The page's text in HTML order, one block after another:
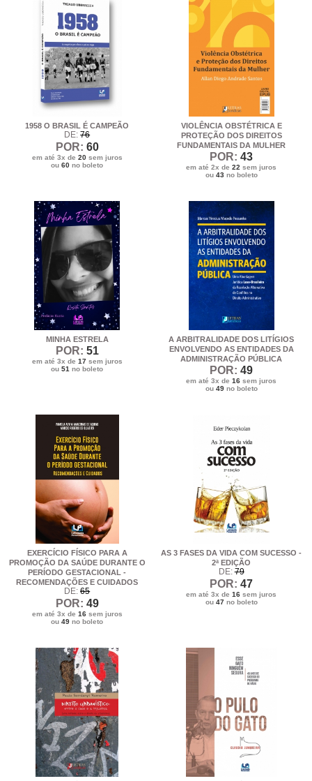
1958 O BRASIL É CAMPEÃO
DE: 76
POR: 60
em até 3x de 20sem juros
ou60 no boleto
VIOLÊNCIA OBSTÉTRICA E
PROTEÇÃO DOS DIREITOS
FUNDAMENTAIS DA MULHER
POR: 43
em até 2x de22 sem juros
ou 43no boleto
MINHA ESTRELA
POR: 51
em até 3x de 17sem juros
ou51 no boleto
A ARBITRALIDADE DOS LITÍGIOS
ENVOLVENDO AS ENTIDADES DA
ADMINISTRAÇÃO PÚBLICA
POR: 49
em até 3x de16 sem juros
ou 49no boleto
EXERCÍCIO FÍSICO PARA A
PROMOÇÃO DA SAÚDE DURANTE O
PERÍODO GESTACIONAL -
RECOMENDAÇÕES E CUIDADOS
DE: 65
POR: 49
em até 3x de 16sem juros
ou49 no boleto
AS 3 FASES DA VIDA COM SUCESSO -
2ª EDIÇÃO
DE: 79
POR: 47
em até 3x de16 sem juros
ou 47no boleto